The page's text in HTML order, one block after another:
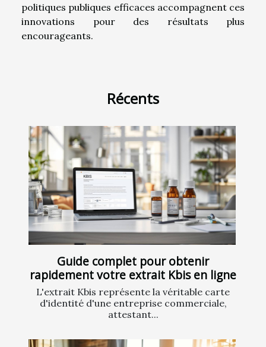
politiques publiques efficaces accompagnent ces
innovations pour des résultats plus
encourageants.
Récents
Guide complet pour obtenir
rapidement votre extrait Kbis en ligne
L'extrait Kbis représente la véritable carte
d'identité d'une entreprise commerciale,
attestant...